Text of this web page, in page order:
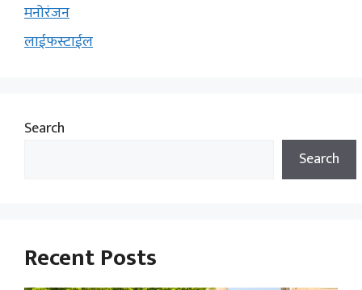
मनोरंजन
लाईफस्टाईल
Search
Search
Recent Posts